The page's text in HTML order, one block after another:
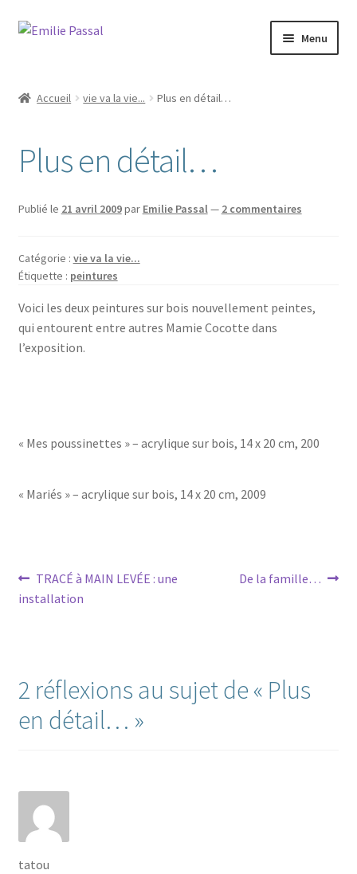
Aller
navigation
Aller
Menu
Blog
La ménagerie
Sur mesure
Boutique
Accueil vie va la vie... Plus en détail…
Plus en détail…
Publié le 21 avril 2009par Emilie Passal — 2 commentaires
Catégorie : vie va la vie...
Étiquette : peintures
Voici les deux peintures sur bois nouvellement peintes,
qui entourent entre autres Mamie Cocotte dans
l’exposition.
« Mes poussinettes » – acrylique sur bois, 14 x 20 cm, 200
« Mariés » – acrylique sur bois, 14 x 20 cm, 2009
Navigation
de
Article
précédent :
TRACÉ à MAIN LEVÉE : une
installation
Article
De la famille…
2 réflexions au sujet de « Plus
en détail… »
tatou